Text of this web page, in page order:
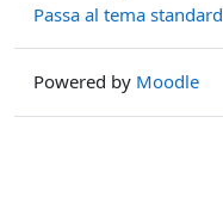
Passa al tema standard
Powered by Moodle